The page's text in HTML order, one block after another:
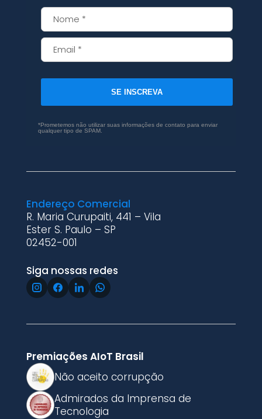
SE INSCREVA
*Prometemos não utilizar suas informações de contato para enviar
qualquer tipo de SPAM.
Endereço Comercial
R. Maria Curupaiti, 441 – Vila
Ester S. Paulo – SP
02452-001
Siga nossas redes
Premiações AIoT Brasil
Não aceito corrupção
Admirados da Imprensa de
Tecnologia